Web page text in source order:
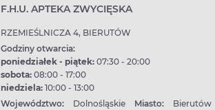
F.H.U. APTEKA ZWYCIĘSKA
RZEMIEŚLNICZA 4, BIERUTÓW
Godziny otwarcia:
poniedziałek - piątek:07:30 - 20:00
sobota:08:00 - 17:00
niedziela:10:00 - 13:00
Województwo:
Dolnośląskie Miasto: Bierutów